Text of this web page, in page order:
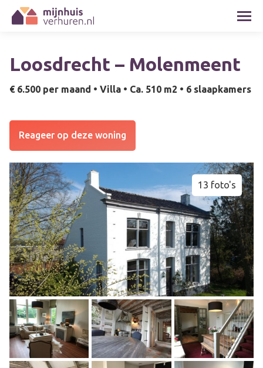
Loosdrecht – Molenmeent
€ 6.500 per maand • Villa • Ca. 510 m2 • 6 slaapkamers
Reageer op deze woning
13 foto's